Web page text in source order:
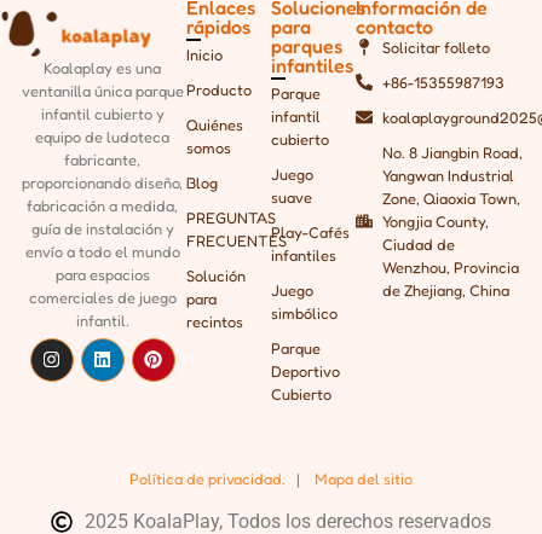
Koalaplay es una
ventanilla única parque
infantil cubierto y
equipo de ludoteca
fabricante,
proporcionandodiseño,
fabricación a medida,
guía de instalación y
envío a todo el mundo
para espacios
comerciales de juego
infantil.
Enlaces
rápidos
Inicio
Producto
Quiénes
somos
Blog
PREGUNTAS
FRECUENTES
Solución
para
recintos
Soluciones
para
parques
infantiles
Parque
infantil
cubierto
Juego
suave
Play-Cafés
infantiles
Juego
simbólico
Parque
Deportivo
Cubierto
Información de
contacto
Solicitar folleto
+86-15355987193
No. 8 Jiangbin Road,
Yangwan Industrial
Zone, Qiaoxia Town,
Yongjia County,
Ciudad de
Wenzhou, Provincia
de Zhejiang, China
Política de privacidad. | Mapa del sitio
2025 KoalaPlay, Todos los derechos reservados